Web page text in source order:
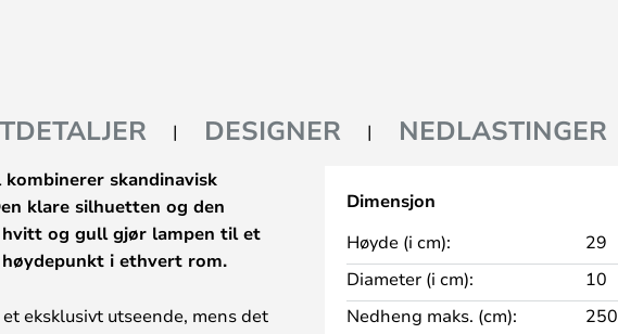
DESIGNER NEDLASTINGER
skandinavisk
klare silhuetten og den
hvitt og gull gjør lampen til et
i ethvert rom.
eksklusivt utseende, mens det
Dimensjon
Høyde (i cm):
29
Diameter (i cm):
10
Nedheng maks. (cm):
250